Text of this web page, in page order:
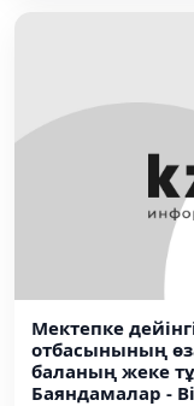
Мектепке
отбасынының
баланың жеке
Баяндамалар -